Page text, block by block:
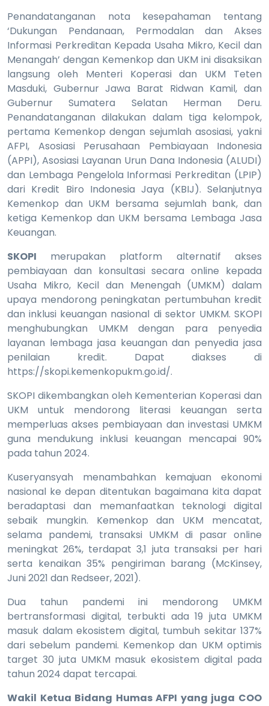
Penandatanganan nota kesepahaman tentang
‘Dukungan Pendanaan, Permodalan dan Akses
Informasi Perkreditan Kepada Usaha Mikro, Kecil dan
Menangah’ dengan Kemenkop dan UKM ini disaksikan
langsung oleh Menteri Koperasi dan UKM Teten
Masduki, Gubernur Jawa Barat Ridwan Kamil, dan
Gubernur Sumatera Selatan Herman Deru.
Penandatanganan dilakukan dalam tiga kelompok,
pertama Kemenkop dengan sejumlah asosiasi, yakni
AFPI, Asosiasi Perusahaan Pembiayaan Indonesia
(APPI), Asosiasi Layanan Urun Dana Indonesia (ALUDI)
dan Lembaga Pengelola Informasi Perkreditan (LPIP)
dari Kredit Biro Indonesia Jaya (KBIJ). Selanjutnya
Kemenkop dan UKM bersama sejumlah bank, dan
ketiga Kemenkop dan UKM bersama Lembaga Jasa
Keuangan.
SKOPI merupakan platform alternatif akses
pembiayaan dan konsultasi secara online kepada
Usaha Mikro, Kecil dan Menengah (UMKM) dalam
upaya mendorong peningkatan pertumbuhan kredit
dan inklusi keuangan nasional di sektor UMKM. SKOPI
menghubungkan UMKM dengan para penyedia
layanan lembaga jasa keuangan dan penyedia jasa
penilaian kredit. Dapat diakses di
https://skopi.kemenkopukm.go.id/.
SKOPI dikembangkan oleh Kementerian Koperasi dan
UKM untuk mendorong literasi keuangan serta
memperluas akses pembiayaan dan investasi UMKM
guna mendukung inklusi keuangan mencapai 90%
pada tahun 2024.
Kuseryansyah menambahkan kemajuan ekonomi
nasional ke depan ditentukan bagaimana kita dapat
beradaptasi dan memanfaatkan teknologi digital
sebaik mungkin. Kemenkop dan UKM mencatat,
selama pandemi, transaksi UMKM di pasar online
meningkat 26%, terdapat 3,1 juta transaksi per hari
serta kenaikan 35% pengiriman barang (McKinsey,
Juni 2021 dan Redseer, 2021).
Dua tahun pandemi ini mendorong UMKM
bertransformasi digital, terbukti ada 19 juta UMKM
masuk dalam ekosistem digital, tumbuh sekitar 137%
dari sebelum pandemi. Kemenkop dan UKM optimis
target 30 juta UMKM masuk ekosistem digital pada
tahun 2024 dapat tercapai.
Wakil Ketua Bidang Humas AFPI yang juga COO